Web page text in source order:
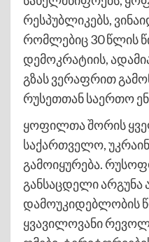
რესპუბლიკებს,
რომლებიც 30 წლის
დემოკრატიის,
გზას ვერაფრით
რუსეთთან საერთო
ყოფილთა შორის
საქართველო,
გამოიყურება.
განსაცდელი არგუნა
დამოუკიდებლობის
ყვავილოვანი